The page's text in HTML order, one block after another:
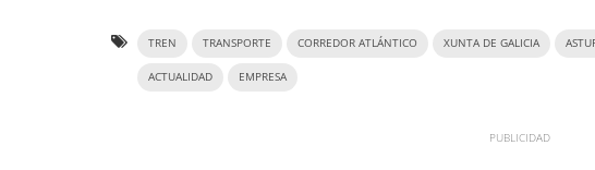
TREN TRANSPORTE CORREDOR ATLÁNTICO XUNTA DE GALICIA
ACTUALIDAD EMPRESA